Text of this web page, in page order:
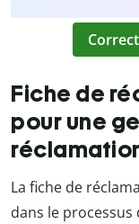
Fiche de
pour une
La fiche de
dans le